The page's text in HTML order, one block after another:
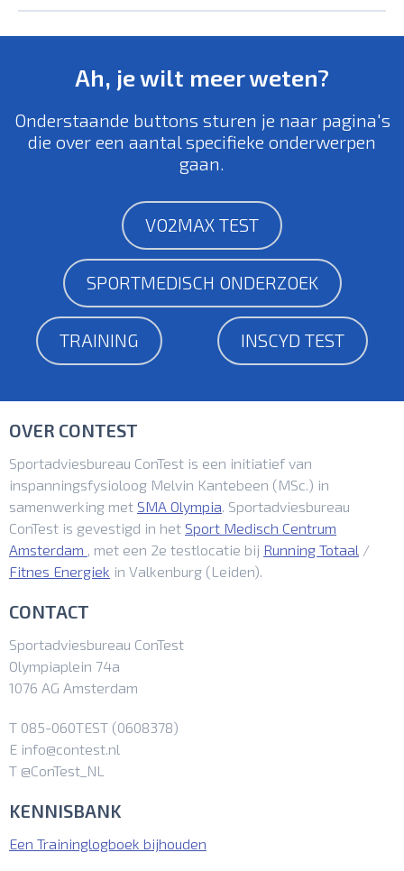
Ah, je wilt meer weten?
Onderstaande buttons sturen je naar pagina's
die over een aantal specifieke onderwerpen
gaan.
VO2MAX TEST
SPORTMEDISCH ONDERZOEK
TRAINING INSCYD TEST
OVER CONTEST
Sportadviesbureau ConTest is een initiatief van
inspanningsfysioloog Melvin Kantebeen (MSc.) in
samenwerking met SMA Olympia. Sportadviesbureau
ConTest is gevestigd in het Sport Medisch Centrum
Amsterdam , met een 2e testlocatie bij Running Totaal /
Fitnes Energiek in Valkenburg (Leiden).
CONTACT
Sportadviesbureau ConTest
Olympiaplein 74a
1076 AG Amsterdam
T 085-060TEST (0608378)
E info@contest.nl
T @ConTest_NL
KENNISBANK
Een Traininglogboek bijhouden